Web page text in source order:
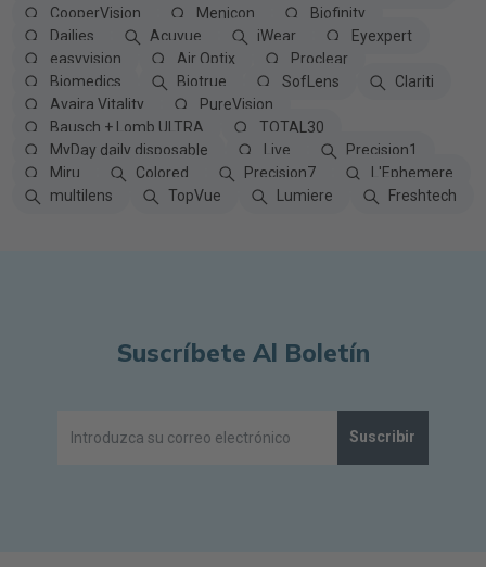
CooperVision
Menicon
Biofinity
Dailies
Acuvue iWear
Eyexpert
easyvision
Air Optix
Proclear
Biomedics
Biotrue SofLens
Clariti
Avaira Vitality
PureVision
Bausch + Lomb ULTRA
TOTAL30
MyDay daily disposable
Live
Precision1
Miru
Colored Precision7
L'Ephemere
multilens
TopVue Lumiere Freshtech
Suscríbete Al Boletín
Suscribir